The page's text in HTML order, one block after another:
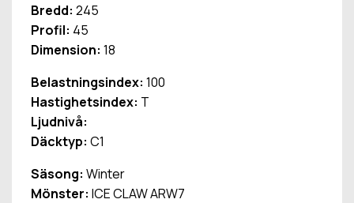
Bredd: 245
Profil: 45
Dimension: 18
Belastningsindex: 100
Hastighetsindex: T
Ljudnivå:
Däcktyp: C1
Säsong: Winter
Mönster: ICE CLAW ARW7